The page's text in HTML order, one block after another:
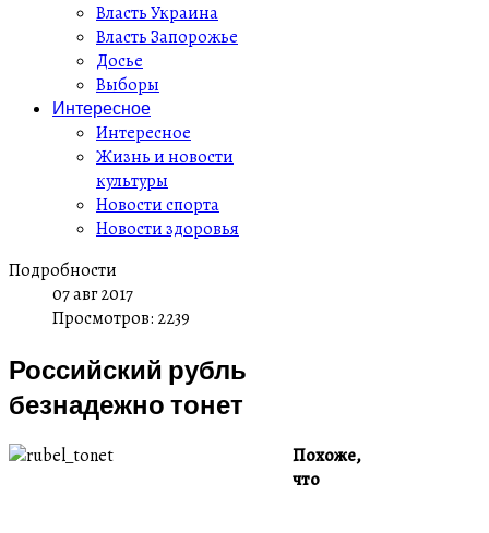
Власть Украина
Власть Запорожье
Досье
Выборы
Интересное
Интересное
Жизнь и новости
культуры
Новости спорта
Новости здоровья
Подробности
07 авг 2017
Просмотров: 2239
Российский рубль
безнадежно тонет
Похоже,
что